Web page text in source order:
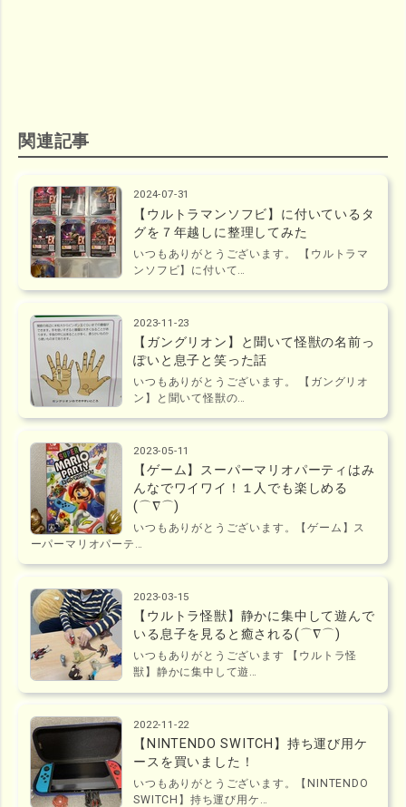
関連記事
2024-07-31
【ウルトラマンソフビ】に付いているタ
グを７年越しに整理してみた
いつもありがとうございます。 【ウルトラマ
ンソフビ】に付いて…
2023-11-23
【ガングリオン】と聞いて怪獣の名前っ
ぽいと息子と笑った話
いつもありがとうございます。 【ガングリオ
ン】と聞いて怪獣の…
2023-05-11
【ゲーム】スーパーマリオパーティはみ
んなでワイワイ！１人でも楽しめる
(⌒∇⌒)
いつもありがとうございます。【ゲーム】ス
ーパーマリオパーテ…
2023-03-15
【ウルトラ怪獣】静かに集中して遊んで
いる息子を見ると癒される(⌒∇⌒)
いつもありがとうございます 【ウルトラ怪
獣】静かに集中して遊…
2022-11-22
【NINTENDO SWITCH】持ち運び用ケ
ースを買いました！
いつもありがとうございます。【NINTENDO
SWITCH】持ち運び用ケ…